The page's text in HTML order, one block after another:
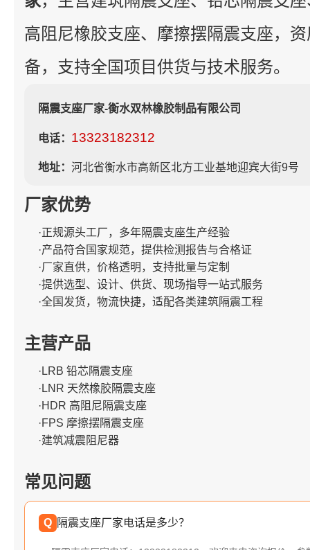
高阻尼橡胶支座、摩擦摆隔震支座，
备，支持全国项目供货与技术服务。
隔震支座厂家-衡水双林橡胶制品有限公司
电话： 13323182312
地址： 河北省衡水市高新区北方工业基地迎宾大街9号
厂家优势
·正规源头工厂，多年隔震支座生产经验
·产品符合国家规范，提供检测报告与合格证
·厂家直供，价格透明，支持批量与定制
·提供选型、设计、供货、现场指导一站式服务
·全国发货，物流快捷，适配各类建筑隔震工程
主营产品
·LRB 铅芯隔震支座
·LNR 天然橡胶隔震支座
·HDR 高阻尼隔震支座
·FPS 摩擦摆隔震支座
·建筑减震阻尼器
常见问题
Q 隔震支座厂家电话是多少？